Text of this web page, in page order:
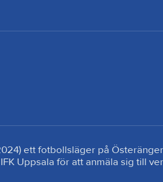
ett fotbollsläger på
Uppsala för att anmäla sig till